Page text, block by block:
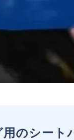
用のシート